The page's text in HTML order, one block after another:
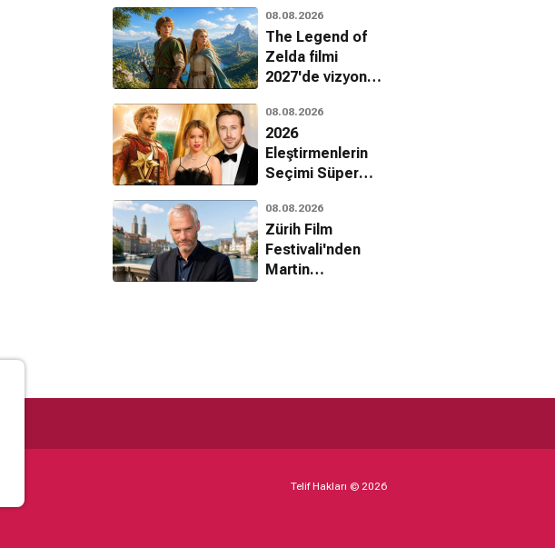
ödülü alacak
08.08.2026
The Legend of
Zelda filmi
2027'de vizyona
08.08.2026
2026
Eleştirmenlerin
Seçimi Süper
sahiplerini buldu
08.08.2026
Zürih Film
Festivali'nden
Martin
Telif Hakları © 2026